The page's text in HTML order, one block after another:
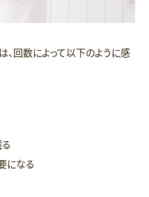
回数によって以下のように感
になる